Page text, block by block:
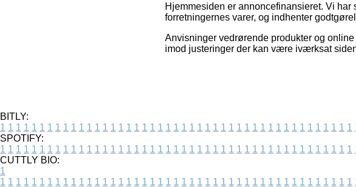
Hjemmesiden er annoncefinansieret. Vi
forretningernes varer, og indhenter
Anvisninger vedrørende produkter og
imod justeringer der kan være iværksat
BITLY:
1 1 1 1 1 1 1 1 1 1 1 1 1 1 1 1 1 1 1 1 1 1 1 1 1 1 1 1 1 1 1 1 1 1 1 1 1 1 1 1 1 1 1 1 1
SPOTIFY:
1 1 1 1 1 1 1 1 1 1 1 1 1 1 1 1 1 1 1 1 1 1 1 1 1 1 1 1 1 1 1 1 1 1 1 1 1 1 1 1 1 1 1 1 1
CUTTLY BIO:
1
1 1 1 1 1 1 1 1 1 1 1 1 1 1 1 1 1 1 1 1 1 1 1 1 1 1 1 1 1 1 1 1 1 1 1 1 1 1 1 1 1 1 1 1 1